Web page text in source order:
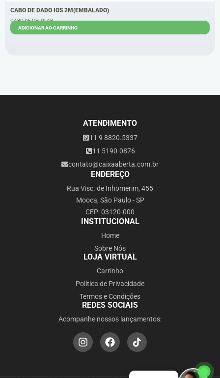
CABO DE DADO IOS 2M(EMBALADO)
CABO DE CELULAR
ADICIONAR AO CARRINHO
ATENDIMENTO
11 9 8820.5337
11 5190.0876
contato@caixaaberta.com.br
ENDEREÇO
Rua Visc. de Inhomerim, 455
Mooca, São Paulo - SP
CEP: 03120-000
INSTITUCIONAL
Home
Sobre Nós
LOJA VIRTUAL
Carrinho
Política de Privacidade
Termos e Condições
REDES SOCIAIS
Acompanhe nossos lançamentos: